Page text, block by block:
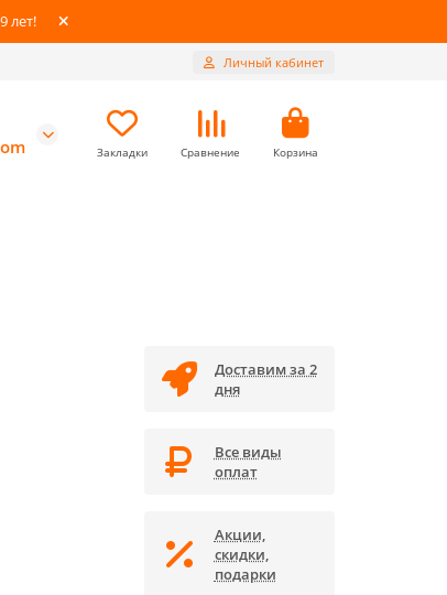
лет!
Личный кабинет
Закладки Сравнение Корзина
Доставим за 2
дня
Все виды
оплат
Акции,
скидки,
подарки